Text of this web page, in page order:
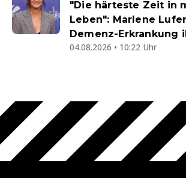
"Die härteste Zeit in
Leben": Marlene
Demenz-Erkrankung
04.08.2026 • 10:22 Uhr